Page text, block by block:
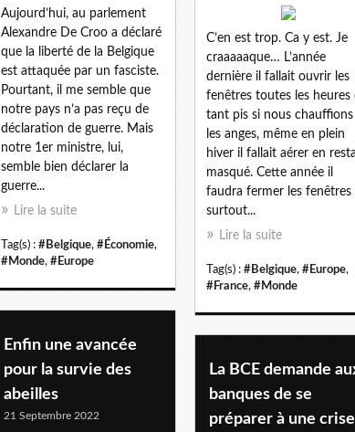
Aujourd’hui, au parlement
Alexandre De Croo a déclaré
que la liberté de la Belgique
est attaquée par un fasciste.
Pourtant, il me semble que
notre pays n’a pas reçu de
déclaration de guerre. Mais
notre 1er ministre, lui,
semble bien déclarer la
guerre...
Lire la suite
Tag(s) : #Belgique, #Économie,
#Monde, #Europe
C’en est trop. Ca y est. Je
craaaaaque… L’année
dernière il fallait ouvrir les
fenêtres toutes les heures
tant pis si nous chauffions
les anges, même en plein
hiver il fallait aérer en
masqué. Cette année il
faudra fermer les fenêtres
surtout...
Lire la suite
Tag(s) : #Belgique, #Europe,
#France, #Monde
Enfin une avancée
pour la survie des
abeilles
21 Septembre 2022
La BCE demande
banques de se
préparer à une crise